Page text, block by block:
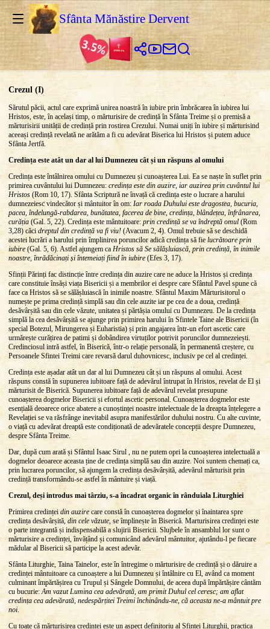
Sfânta Mănăstire Dervent
Crezul (I)
Sărutul păcii, actul care exprimă unirea noastră în iubire prin îmbrăcarea în iubirea lui
Hristos, este, în același timp, o mărturisire de credință în Sfânta Treime și o premisă a
mărturisirii unității de credință prin rostirea Crezului. Numai uniți în iubire și mărturisind
aceeași credință revelată ne arătăm a fi cu adevărat Biserica lui Hristos și putem aduce
Sfânta Jertfă.
Credința este atât un dar al lui Dumnezeu cât și un răspuns al omului
Credința este întâlnirea omului cu Dumnezeu și cunoașterea Lui. Ea se naște în suflet prin
primirea cuvântului lui Dumnezeu: credința este din auzire, iar auzirea prin cuvântul lui
Hristos (Rom 10, 17). Sfânta Scriptură ne învață că credința este o lucrare a harului
dumnezeiesc vindecător și mântuitor în om: Iar roada Duhului este dragostea, bucuria,
pacea, îndelungă-rabdarea, bunătatea, facerea de bine, credința, blândețea, înfrânarea,
curăția (Gal. 5, 22). Credința este mântuitoare: prin credință se va îndreptă omul (Rom
3,28) căci dreptul din credință va fi viu! (Avacum 2, 4). Omul trebuie să se deschidă
acestei lucrări a harului prin împlinirea poruncilor adică credința să fie lucrătoare prin
iubire (Gal. 5, 6). Astfel ajungem ca Hristos să Se sălășluiască, prin credință, în inimile
noastre, înrădăcinați și întemeiați fiind în iubire (Efes 3, 17).
Sfinții Părinți fac distincție între credința din auzire care ne aduce la Hristos și credința
care constituie însăși viața Bisericii și a membrilor ei despre care Sfântul Pavel spune că
face ca Hristos să se sălășluiască în inimile noastre. Sfântul Maxim Mărturisitorul o
numește pe prima credință simplă sau din cele auzite iar pe cea de a doua, credință
desăvârșită sau din cele văzute, unitatea și părtășia omului cu Dumnezeu. De la credința
simplă la cea desăvârșită se ajunge prin primirea harului în Sfintele Taine ale Bisericii (în
special Botezul, Mirungerea și Euharistia) și prin angajarea într-un efort ascetic care
urmărește curățirea de patimi și dobândirea virtuților potrivit poruncilor dumnezeiești.
Credinciosul intră astfel, în Biserică, într-o relație personală, în permanentă creștere, cu
Persoanele Sfintei Treimi care revarsă darul duhovnicesc, inclusiv pe cel al credinței.
Credința este așadar atât un dar al lui Dumnezeu cât și un răspuns al omului. Acest
răspuns constă în supunerea iubitoare față de adevărul întrupat în Hristos, revelat de El și
mărturisit de Biserică. Supunerea iubitoare față de adevărul revelat presupune
cunoașterea dogmelor Bisericii și efortul ascetic personal. Cunoașterea dogmelor este
esențială deoarece orice abatere a cunoștinței noastre intelectuale de la dreapta înțelegere a
Revelației se va răsfrânge inevitabil asupra manifestărilor duhului nostru. Cu alte cuvinte,
o viață cu adevărat dreaptă este condiționată de adevăratele concepții despre Dumnezeu,
despre Sfânta Treime.
Dar, după cum arată și Sfântul Isaac Sirul , nu ne putem opri la cunoașterea intelectuală a
dogmelor deoarece aceasta ține de credința simplă sau din auzire. Noi suntem chemați ca,
prin lucrarea poruncilor, să ajungem la credința desăvârșită, adevărul mărturisit prin
credință transformându-se astfel în mântuire și viață.
Crezul, deși introdus mai târziu, s-a încadrat organic în rânduiala Liturghiei
Primirea credinței din auzire care constă în cunoașterea dogmelor și înaintarea spre
credința desăvârșită, din cele văzute, se împlinește în Biserică. Marturisirea credinței este
o parte integrantă și indispensabilă a slujirii Bisericii. Slujbele în ansamblul lor sunt o
mărturisire a credinței, învățând și comunicând adevărul mântuitor, ajutându-l pe fiecare
mădular al Bisericii să participe la acest adevăr.
Sfânta Liturghie, Taina Tainelor, este în întregime o mărturisire de credință și o dăruire a
credinței mântuitoare ca cunoaștere a lui Dumnezeu și întâlnire cu El, având ca moment
culminant împărtășirea cu Trupul și Sângele Domnului, de aceea după împărtășire cântăm
cu bucurie:Am vazut Lumina cea adevărată, am primit Duhul cel ceresc; am aflat
credința cea adevărată, nedespărțitei Treimi închinându-ne, că aceasta ne-a mântuit pre
noi.
Cu toate că mărturisirea credinței este un aspect definitoriu al Sfintei Liturghii, practica